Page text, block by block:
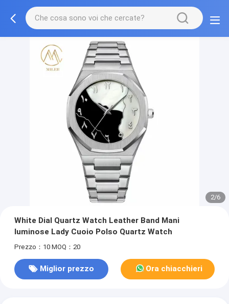
2/6
White Dial Quartz Watch Leather Band Mani
luminose Lady Cuoio Polso Quartz Watch
Prezzo：10 MOQ：20
Miglior prezzo Ora chiacchieri